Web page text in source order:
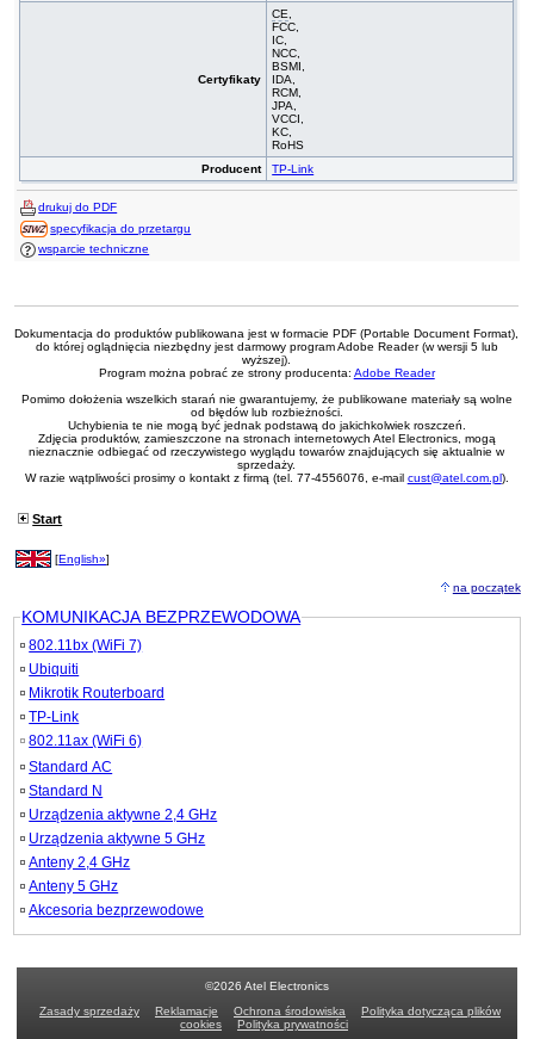
Certyfikaty
CE,
FCC,
IC,
NCC,
BSMI,
IDA,
RCM,
JPA,
VCCI,
KC,
RoHS
Producent
TP-Link
drukuj do PDF
specyfikacja do przetargu
wsparcie techniczne
Dokumentacja do produktów publikowana jest w formacie PDF (Portable Document Format),
do której oglądnięcia niezbędny jest darmowy program Adobe Reader (w wersji 5 lub
wyższej).
Program można pobrać ze strony producenta: Adobe Reader
Pomimo dołożenia wszelkich starań nie gwarantujemy, że publikowane materiały są wolne
od błędów lub rozbieżności.
Uchybienia te nie mogą być jednak podstawą do jakichkolwiek roszczeń.
Zdjęcia produktów, zamieszczone na stronach internetowych Atel Electronics, mogą
nieznacznie odbiegać od rzeczywistego wyglądu towarów znajdujących się aktualnie w
sprzedaży.
W razie wątpliwości prosimy o kontakt z firmą (tel. 77-4556076, e-mail cust@atel.com.pl).
Start
[English»]
na początek
KOMUNIKACJA BEZPRZEWODOWA
802.11bx (WiFi 7)
Ubiquiti
Mikrotik Routerboard
TP-Link
802.11ax (WiFi 6)
Standard AC
Standard N
Urządzenia aktywne 2,4 GHz
Urządzenia aktywne 5 GHz
Anteny 2,4 GHz
Anteny 5 GHz
Akcesoria bezprzewodowe
©2026 Atel Electronics
Zasady sprzedaży
Reklamacje Ochrona środowiska
Polityka dotycząca plików
cookies
Polityka prywatności